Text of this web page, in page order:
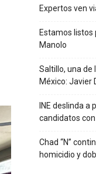
Expertos ven
Estamos listos
Manolo
Saltillo, una de
México: Javier
INE deslinda
candidatos
Chad “N”
homicidio y